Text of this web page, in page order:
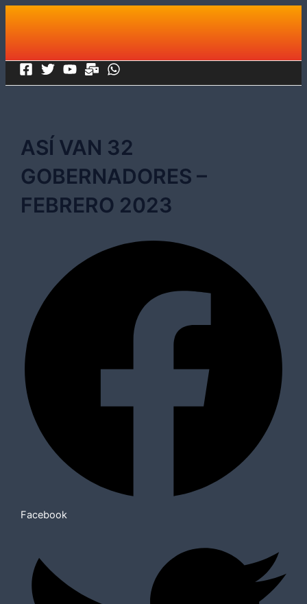
Ir
ASÍ VAN 32
GOBERNADORES –
FEBRERO 2023
Facebook